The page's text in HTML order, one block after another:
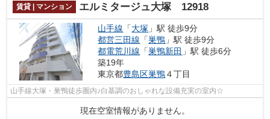
賃貸 | マンション エルミタージュ大塚 12918
山手線 「大塚 」駅 徒歩9分
都営三田線 「巣鴨 」駅 徒歩9分
都電荒川線 「巣鴨新田 」駅 徒歩6分
築19年
東京都豊島区巣鴨４丁目
山手線大塚・巣鴨徒歩圏内♪白基調のおしゃれな設備充実の室内☆
現在空室情報がありません。